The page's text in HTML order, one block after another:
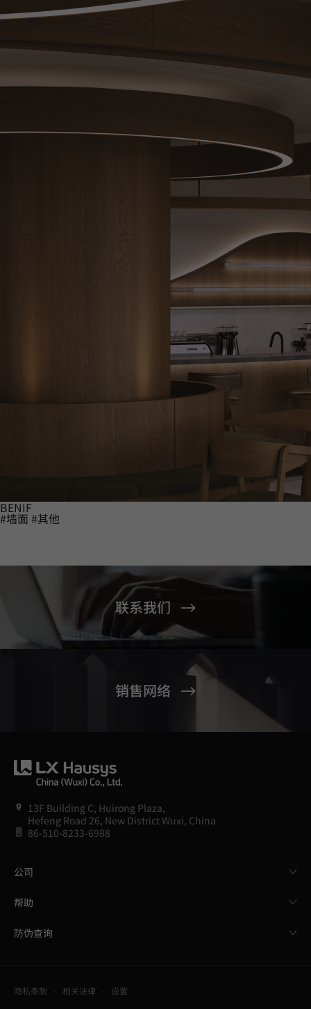
BENIF
#墙面 #其他
联系我们
销售网络
13F Building C, Huirong Plaza,
Hefeng Road 26, New District Wuxi, China
86-510-8233-6988
公司
帮助
防伪查询
隐私条款 相关法律 设置